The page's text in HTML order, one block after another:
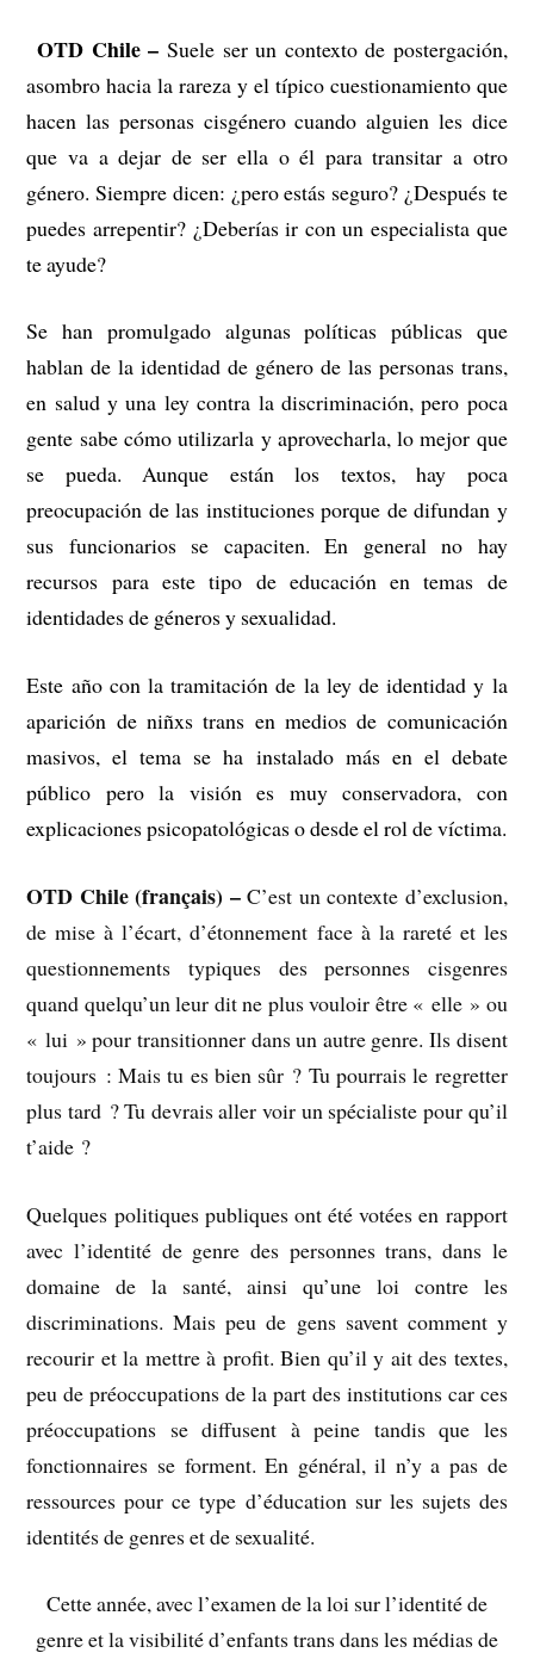
–OTD Chile – Suele ser un contexto de postergación,
asombro hacia la rareza y el típico cuestionamiento que
hacen las personas cisgénero cuando alguien les dice
que va a dejar de ser ella o él para transitar a otro
género. Siempre dicen: ¿pero estás seguro? ¿Después te
puedes arrepentir? ¿Deberías ir con un especialista que
te ayude?
Se han promulgado algunas políticas públicas que
hablan de la identidad de género de las personas trans,
en salud y una ley contra la discriminación, pero poca
gente sabe cómo utilizarla y aprovecharla, lo mejor que
se pueda. Aunque están los textos, hay poca
preocupación de las instituciones porque de difundan y
sus funcionarios se capaciten. En general no hay
recursos para este tipo de educación en temas de
identidades de géneros y sexualidad.
Este año con la tramitación de la ley de identidad y la
aparición de niñxs trans en medios de comunicación
masivos, el tema se ha instalado más en el debate
público pero la visión es muy conservadora, con
explicaciones psicopatológicas o desde el rol de víctima.
OTD Chile (français) –C’est un contexte d’exclusion,
de mise à l’écart, d’étonnement face à la rareté et les
questionnements typiques des personnes cisgenres
quand quelqu’un leur dit ne plus vouloir être « elle » ou
« lui » pour transitionner dans un autre genre. Ils disent
toujours : Mais tu es bien sûr ? Tu pourrais le regretter
plus tard ? Tu devrais aller voir un spécialiste pour qu’il
t’aide ?
Quelques politiques publiques ont été votées en rapport
avec l’identité de genre des personnes trans, dans le
domaine de la santé, ainsi qu’une loi contre les
discriminations. Mais peu de gens savent comment y
recourir et la mettre à profit. Bien qu’il y ait des textes,
peu de préoccupations de la part des institutions car ces
préoccupations se diffusent à peine tandis que les
fonctionnaires se forment. En général, il n’y a pas de
ressources pour ce type d’éducation sur les sujets des
identités de genres et de sexualité.
Cette année, avec l’examen de la loi sur l’identité de
genre et la visibilité d’enfants trans dans les médias de